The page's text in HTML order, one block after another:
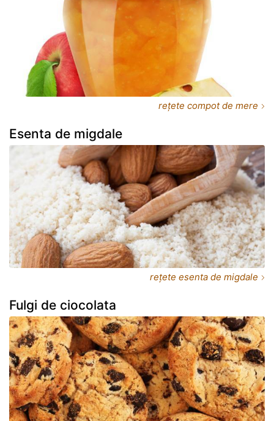
rețete compot de mere
Esenta de migdale
rețete esenta de migdale
Fulgi de ciocolata